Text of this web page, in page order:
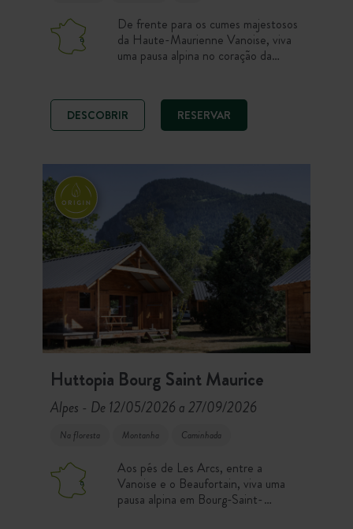
De frente para os cumes majestosos
da Haute-Maurienne Vanoise, viva
uma pausa alpina no coração da
parcelas de campismo abrem-se para
um panorama de 360° sobre as
montanhas. Aqui, caminhadas, BTT,
descontração na piscina marcam o
ritmo dos dias!
DESCOBRIR RESERVAR
Huttopia Bourg Saint Maurice
Alpes - De 12/05/2026 a 27/09/2026
Na floresta Montanha Caminhada
Aos pés de Les Arcs, entre a
Vanoise e o Beaufortain, viva uma
pausa alpina em Bourg-Saint-